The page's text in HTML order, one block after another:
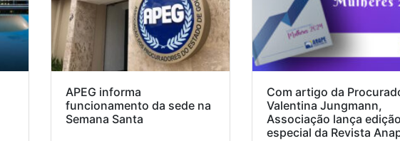
APEG informa
funcionamento da sede na
Semana Santa
Com artigo da
Valentina Jungmann,
Associação lança edição
especial da Revista